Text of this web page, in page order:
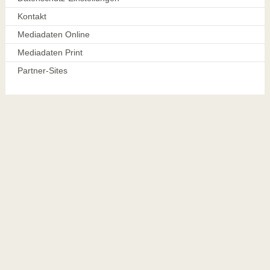
Kontakt
Mediadaten Online
Mediadaten Print
Partner-Sites